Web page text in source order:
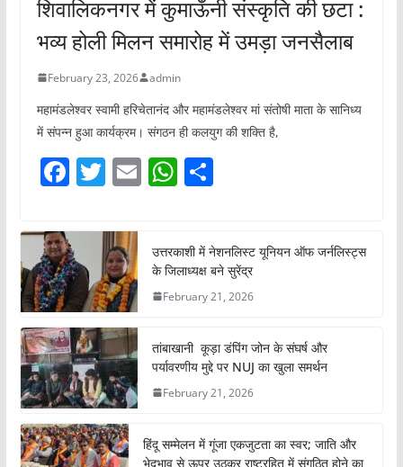
शिवालिकनगर में कुमाऊँनी संस्कृति की छटा :
भव्य होली मिलन समारोह में उमड़ा जनसैलाब
February 23, 2026 admin
महामंडलेश्वर स्वामी हरिचेतानंद और महामंडलेश्वर मां संतोषी माता के सानिध्य
में संपन्न हुआ कार्यक्रम। संगठन ही कलयुग की शक्ति है,
F
c
e
b
o
o
k
T
itt
er
E W
s
A
p
S
e
उत्तरकाशी में नेशनलिस्ट यूनियन ऑफ जर्नलिस्ट्स
के जिलाध्यक्ष बने सुरेंद्र
February 21, 2026
तांबाखानी कूड़ा डंपिंग जोन के संघर्ष और
पर्यावरणीय मुद्दे पर NUJ का खुला समर्थन
February 21, 2026
हिंदू सम्मेलन में गूंजा एकजुटता का स्वर; जाति और
भेदभाव से ऊपर उठकर राष्ट्रहित में संगठित होने का